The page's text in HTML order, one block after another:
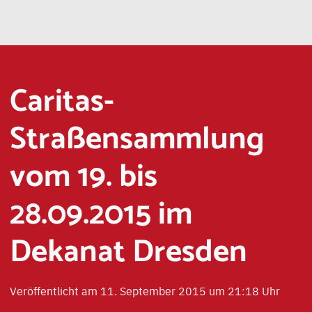
Caritas-
Straßensammlung
vom 19. bis
28.09.2015 im
Dekanat Dresden
Veröffentlicht am 11. September 2015 um 21:18 Uhr